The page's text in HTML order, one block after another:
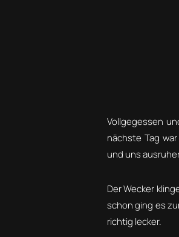
Vollgegessen
nächste Tag
und uns
Der Wecker
schon ging es
richtig lecker.